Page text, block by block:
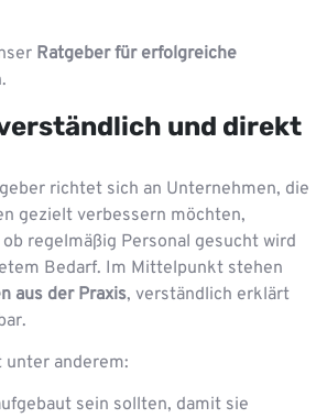
Ratgeber für erfolgreiche
und direkt
richtet sich an Unternehmen, die
gezielt verbessern möchten,
regelmäßig Personal gesucht wird
Bedarf. Im Mittelpunkt stehen
aus der Praxis, verständlich erklärt
unter anderem:
sein sollten, damit sie